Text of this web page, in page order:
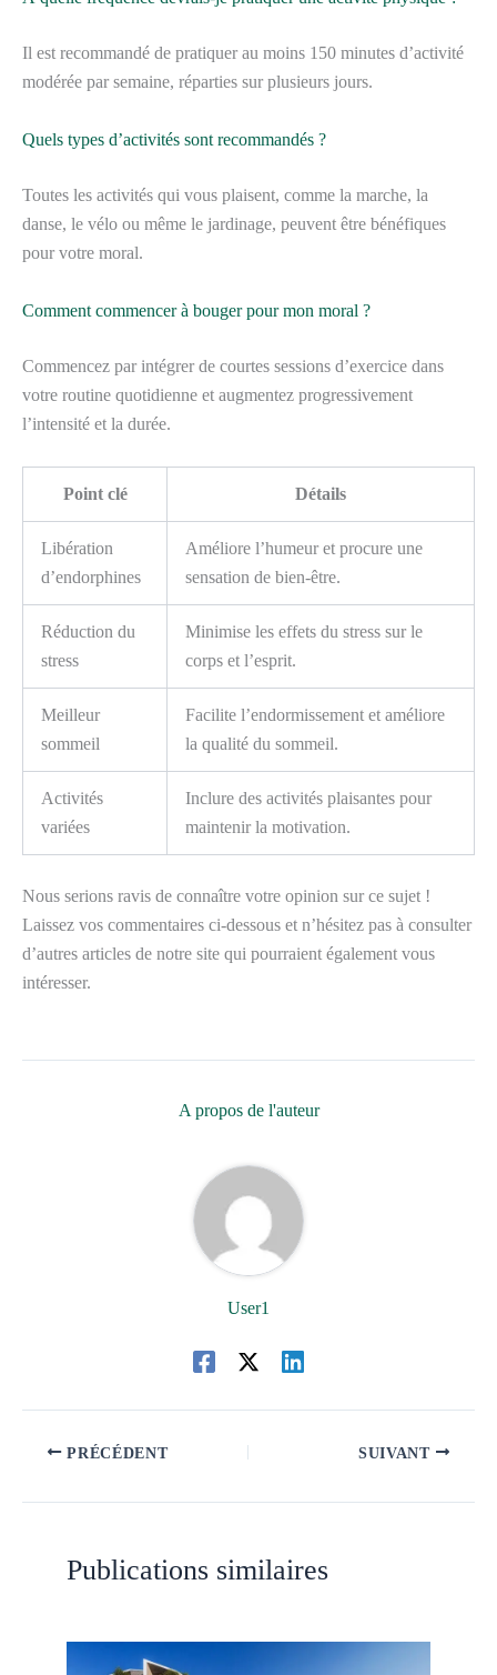
Il est recommandé de pratiquer au moins 150 minutes d’activité
modérée par semaine, réparties sur plusieurs jours.
Quels types d’activités sont recommandés ?
Toutes les activités qui vous plaisent, comme la marche, la
danse, le vélo ou même le jardinage, peuvent être bénéfiques
pour votre moral.
Comment commencer à bouger pour mon moral ?
Commencez par intégrer de courtes sessions d’exercice dans
votre routine quotidienne et augmentez progressivement
l’intensité et la durée.
Point clé Détails
Libération
d’endorphines
Améliore l’humeur et procure une
sensation de bien-être.
Réduction du
stress
Minimise les effets du stress sur le
corps et l’esprit.
Meilleur
sommeil
Facilite l’endormissement et améliore
la qualité du sommeil.
Activités
variées
Inclure des activités plaisantes pour
maintenir la motivation.
Nous serions ravis de connaître votre opinion sur ce sujet !
Laissez vos commentaires ci-dessous et n’hésitez pas à consulter
d’autres articles de notre site qui pourraient également vous
intéresser.
A propos de l'auteur
User1
PRÉCÉDENT SUIVANT
Publications similaires